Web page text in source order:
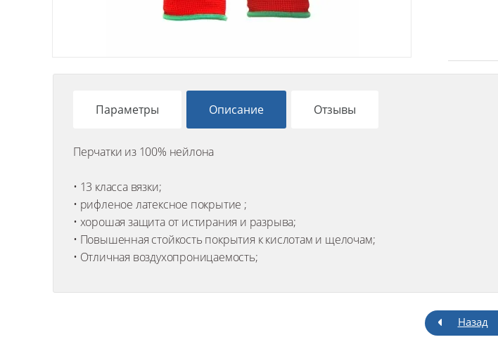
Параметры Описание Отзывы
Перчатки из 100% нейлона
• 13 класса вязки;
• рифленое латексное покрытие ;
• хорошая защита от истирания и разрыва;
• Повышенная стойкость покрытия к кислотам и щелочам;
• Отличная воздухопроницаемость;
Назад